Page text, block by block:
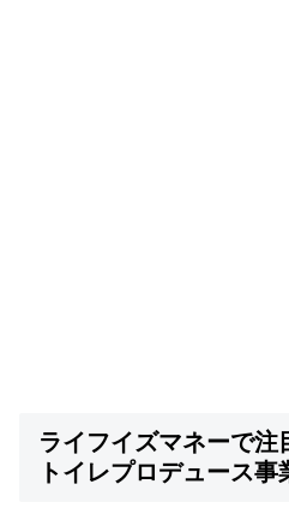
ライフイズマネーで注
トイレプロデュース事